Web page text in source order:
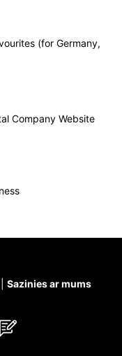
(for Germany,
Company Website
Sazinies ar mums